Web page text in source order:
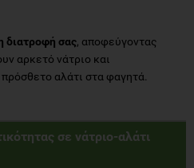
διατροφή σας, αποφεύγοντας
αρκετό νάτριο και
αλάτι στα φαγητά.
σε νάτριο-αλάτι